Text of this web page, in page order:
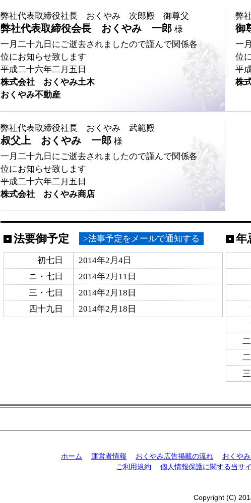
弊社代表取締役社長 おくやみ 次郎殿 御尊父
弊社代表取締役会長 おくやみ 一郎 様
一月二十九日にご逝去されましたので謹んで関係各
位にお知らせ致します
平成二十六年二月五日
株式会社 おくやみ土木
おくやみ不動産
弊
御
一
位
平
株
弊社代表取締役社長 おくやみ 武範殿
叔父上 おくやみ 一郎 様
一月二十九日にご逝去されましたので謹んで関係各
位にお知らせ致します
平成二十六年二月五日
株式会社 おくやみ商店
法要御予定 >法事予定をメールで通知する
初七日
2014年2月4日
ニ・七日
2014年2月11日
三・七日
2014年2月18日
四十九日
2014年2月18日
年
ホーム 運営者情報 おくやみ広告掲載の流れ おくや
ご利用規約
個人情報保護に関する当サ
Copyright (C)